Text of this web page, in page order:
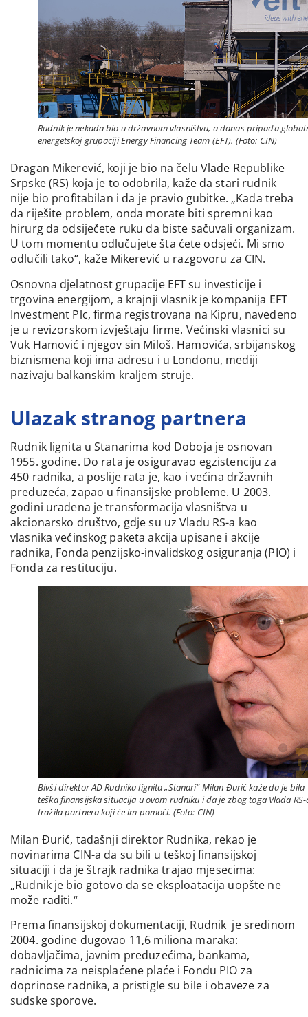
Rudnik je nekada bio u državnom vlasništvu, a danas pripada
energetskoj grupaciji Energy Financing Team (EFT). (Foto: CIN)
Dragan Mikerević, koji je bio na čelu Vlade Republike
Srpske (RS) koja je to odobrila, kaže da stari rudnik
nije bio profitabilan i da je pravio gubitke. „Kada treba
da riješite problem, onda morate biti spremni kao
hirurg da odsiječete ruku da biste sačuvali organizam.
U tom momentu odlučujete šta ćete odsjeći. Mi smo
odlučili tako“, kaže Mikerević u razgovoru za CIN.
Osnovna djelatnost grupacije EFT su investicije i
trgovina energijom, a krajnji vlasnik je kompanija EFT
Investment Plc, firma registrovana na Kipru, navedeno
je u revizorskom izvještaju firme. Većinski vlasnici su
Vuk Hamović i njegov sin Miloš. Hamovića, srbijanskog
biznismena koji ima adresu i u Londonu, mediji
nazivaju balkanskim kraljem struje.
Ulazak stranog partnera
Rudnik lignita u Stanarima kod Doboja je osnovan
1955. godine. Do rata je osiguravao egzistenciju za
450 radnika, a poslije rata je, kao i većina državnih
preduzeća, zapao u finansijske probleme. U 2003.
godini urađena je transformacija vlasništva u
akcionarsko društvo, gdje su uz Vladu RS-a kao
vlasnika većinskog paketa akcija upisane i akcije
radnika, Fonda penzijsko-invalidskog osiguranja (PIO) i
Fonda za restituciju.
Bivši direktor AD Rudnika lignita „Stanari“ Milan Đurić kaže da je bila
teška finansijska situacija u ovom rudniku i da je zbog toga Vlada RS-
tražila partnera koji će im pomoći. (Foto: CIN)
Milan Đurić, tadašnji direktor Rudnika, rekao je
novinarima CIN-a da su bili u teškoj finansijskoj
situaciji i da je štrajk radnika trajao mjesecima:
„Rudnik je bio gotovo da se eksploatacija uopšte ne
može raditi.“
Prema finansijskoj dokumentaciji, Rudnik je sredinom
2004. godine dugovao 11,6 miliona maraka:
dobavljačima, javnim preduzećima, bankama,
radnicima za neisplaćene plaće i Fondu PIO za
doprinose radnika, a pristigle su bile i obaveze za
sudske sporove.